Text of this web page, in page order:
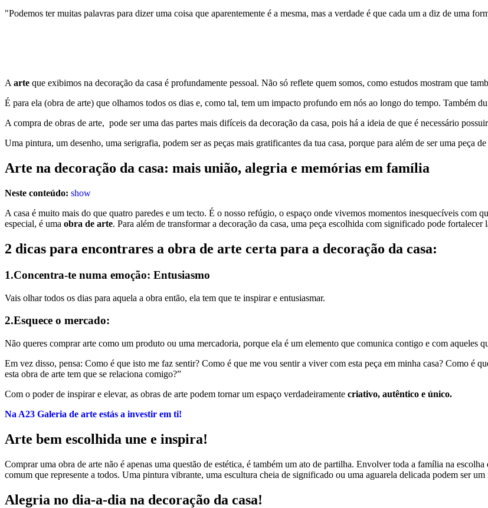
"Podemos ter muitas palavras para dizer uma coisa que aparentemente é a mesma, mas a verdade é que cada um a diz de uma
A arte que exibimos na decoração da casa é profundamente pessoal. Não só reflete quem somos, como estudos mostram que
É para ela (obra de arte) que olhamos todos os dias e, como tal, tem um impacto profundo em nós ao longo do tempo. Também
A compra de obras de arte, pode ser uma das partes mais difíceis da decoração da casa, pois há a ideia de que é necessário
Uma pintura, um desenho, uma serigrafia, podem ser as peças mais gratificantes da tua casa, porque para além de ser uma peça
Arte na decoração da casa: mais união, alegria e memórias em família
Neste conteúdo: show
A casa é muito mais do que quatro paredes e um tecto. É o nosso refúgio, o espaço onde vivemos momentos inesquecíveis com
especial, é uma obra de arte. Para além de transformar a decoração da casa, uma peça escolhida com significado pode
2 dicas para encontrares a obra de arte certa para a decoração da casa:
1.Concentra-te numa emoção: Entusiasmo
Vais olhar todos os dias para aquela a obra então, ela tem que te inspirar e entusiasmar.
2.Esquece o mercado:
Não queres comprar arte como um produto ou uma mercadoria, porque ela é um elemento que comunica contigo e com aqueles
Em vez disso, pensa: Como é que isto me faz sentir? Como é que me vou sentir a viver com esta peça em minha casa? Como é
esta obra de arte tem que se relaciona comigo?”
Com o poder de inspirar e elevar, as obras de arte podem tornar um espaço verdadeiramente criativo, autêntico e único.
Na A23 Galeria de arte estás a investir em ti!
Arte bem escolhida une e inspira!
Comprar uma obra de arte não é apenas uma questão de estética, é também um ato de partilha. Envolver toda a família na
comum que represente a todos. Uma pintura vibrante, uma escultura cheia de significado ou uma aguarela delicada podem ser
Alegria no dia-a-dia na decoração da casa!